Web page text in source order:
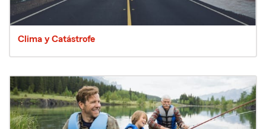
Clima y Catástrofe